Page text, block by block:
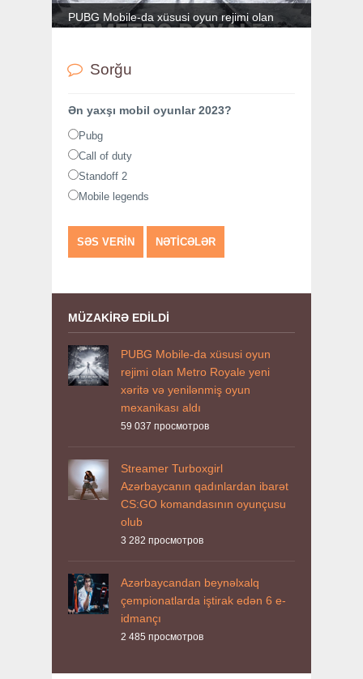
PUBG Mobile-da xüsusi oyun rejimi olan
Sorğu
Ən yaxşı mobil oyunlar 2023?
Pubg
Call of duty
Standoff 2
Mobile legends
SƏS VERIN NƏTICƏLƏR
MÜZAKIRƏ EDILDI
PUBG Mobile-da xüsusi oyun
rejimi olan Metro Royale yeni
xəritə və yenilənmiş oyun
mexanikası aldı
59 037 просмотров
Streamer Turboxgirl
Azərbaycanın qadınlardan ibarət
CS:GO komandasının oyunçusu
olub
3 282 просмотров
Azərbaycandan beynəlxalq
çempionatlarda iştirak edən 6 e-
idmançı
2 485 просмотров